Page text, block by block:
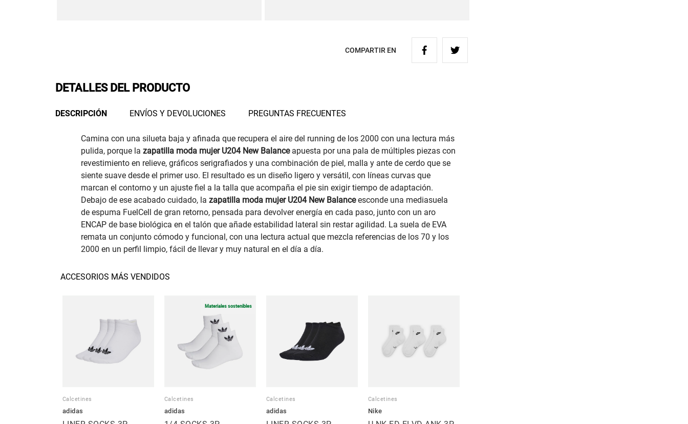
COMPARTIR EN
DETALLES DEL PRODUCTO
DESCRIPCIÓN ENVÍOS Y DEVOLUCIONES PREGUNTAS FRECUENTES
Camina con una silueta baja y afinada que recupera el aire del running de los 2000 con una lectura más
pulida, porque la zapatilla moda mujer U204 New Balanceapuesta por una pala de múltiples piezas con
revestimiento en relieve, gráficos serigrafiados y una combinación de piel, malla y ante de cerdo que se
siente suave desde el primer uso. El resultado es un diseño ligero y versátil, con líneas curvas que
marcan el contorno y un ajuste fiel a la talla que acompaña el pie sin exigir tiempo de adaptación.
Debajo de ese acabado cuidado, la zapatilla moda mujer U204 New Balanceesconde una mediasuela
de espuma FuelCell de gran retorno, pensada para devolver energía en cada paso, junto con un aro
ENCAP de base biológica en el talón que añade estabilidad lateral sin restar agilidad. La suela de EVA
remata un conjunto cómodo y funcional, con una lectura actual que mezcla referencias de los 70 y los
2000 en un perfil limpio, fácil de llevar y muy natural en el día a día.
ACCESORIOS MÁS VENDIDOS
Calcetines
adidas
Materiales sostenibles
Calcetines
adidas
Calcetines
adidas
Calcetines
Nike